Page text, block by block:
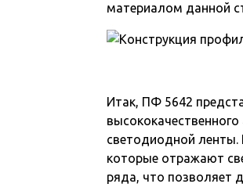
материалом данной
Итак, ПФ 5642
светодиодной ленты.
которые отражают
ряда, что позволяет